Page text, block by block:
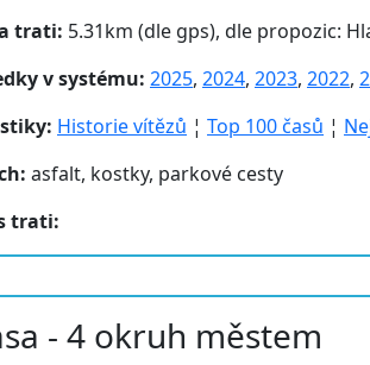
trati: 5.31km (dle gps), dle propozic:
v systému: 2025, 2024, 2023, 2022,
Historie vítězů ¦ Top 100 časů ¦
asfalt, kostky, parkové cesty
trati:
- 4 okruh městem